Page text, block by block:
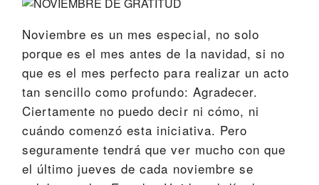
Noviembre es un mes especial, no solo
porque es el mes antes de la navidad, si no
que es el mes perfecto para realizar un acto
tan sencillo como profundo: Agradecer.
Ciertamente no puedo decir ni cómo, ni
cuándo comenzó esta iniciativa. Pero
seguramente tendrá que ver mucho con que
el último jueves de cada noviembre se